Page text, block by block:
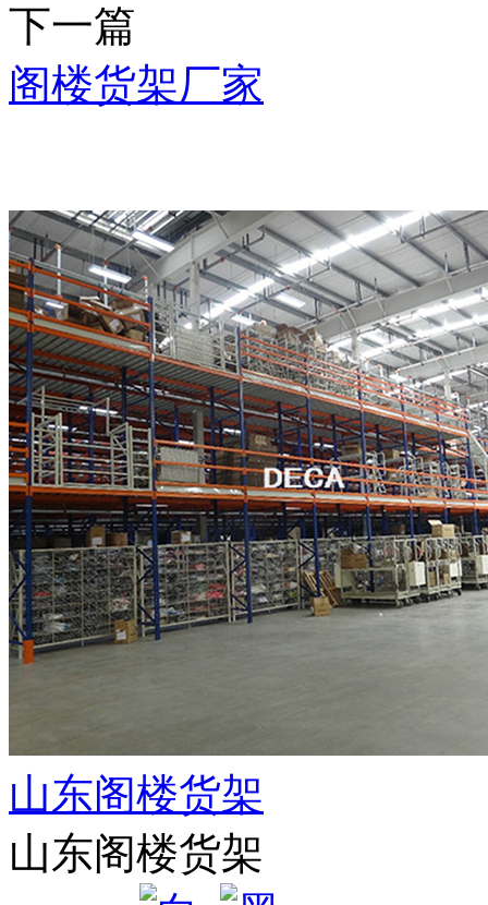
下一篇
阁楼货架厂家
山东阁楼货架
山东阁楼货架